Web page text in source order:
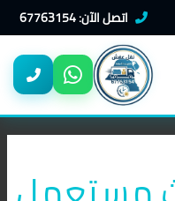
اتصل الآن: 67763154